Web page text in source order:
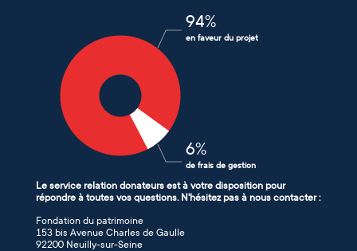
94%
en faveur du projet
6%
de frais de gestion
Le service relation donateurs est à votre disposition pour
répondre à toutes vos questions. N'hésitez pas à nous contacter :
Fondation du patrimoine
153 bis Avenue Charles de Gaulle
92200 Neuilly-sur-Seine